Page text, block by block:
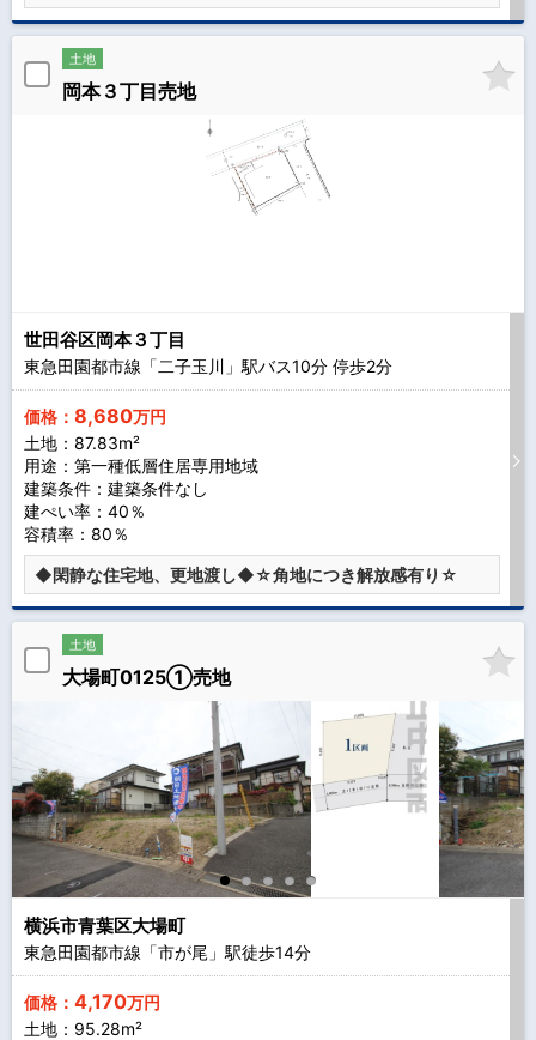
土地
岡本３丁目売地
世田谷区岡本３丁目
東急田園都市線「二子玉川」駅バス10分 停歩2分
価格： 8,680万円
土地：87.83m²
用途：第一種低層住居専用地域
建築条件： 建築条件なし
建ぺい率：40％
容積率：80％
◆閑静な住宅地、更地渡し◆☆角地につき解放感有り☆
土地
大場町0125①売地
横浜市青葉区大場町
東急田園都市線「市が尾」駅徒歩14分
価格： 4,170万円
土地：95.28m²